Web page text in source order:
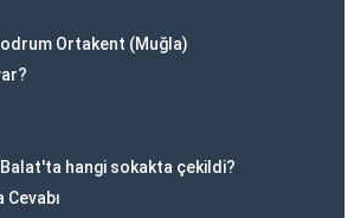
Ortakent (Muğla)
hangi sokakta çekildi?
Cevabı